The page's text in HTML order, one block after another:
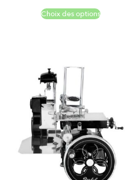
Choix des options